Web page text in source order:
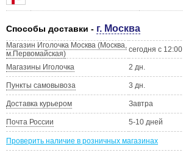
Способы доставки - г. Москва
Магазин Иголочка Москва (Москва,
м.Первомайская)
сегодня с 12:00
Магазины Иголочка 2 дн.
Пункты самовывоза 3 дн.
Доставка курьером Завтра
Почта России 5-10 дней
Проверить наличие в розничных магазинах